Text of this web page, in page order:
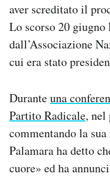
aver screditato il
Lo scorso 20 giugno
dall’Associazione
cui era stato
Duranteuna
Partito Radicale, nel
commentando la
Palamara ha detto
cuore» ed ha